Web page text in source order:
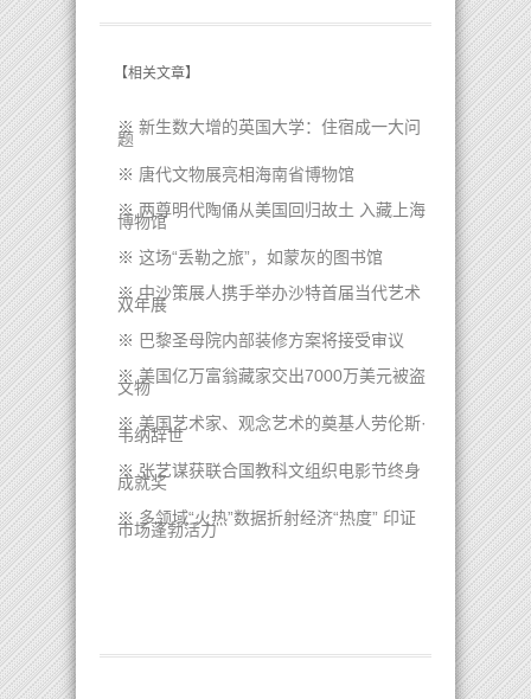
【相关文章】
※ 新生数大增的英国大学：住宿成一大问
题
※ 唐代文物展亮相海南省博物馆
※两尊明代陶俑从美国回归故土 入藏上海
博物馆
※ 这场“丢勒之旅”，如蒙灰的图书馆
※中沙策展人携手举办沙特首届当代艺术
双年展
※ 巴黎圣母院内部装修方案将接受审议
※美国亿万富翁藏家交出7000万美元被盗
文物
※美国艺术家、观念艺术的奠基人劳伦斯·
韦纳辞世
※张艺谋获联合国教科文组织电影节终身
成就奖
※多领域“火热”数据折射经济“热度” 印证
市场蓬勃活力